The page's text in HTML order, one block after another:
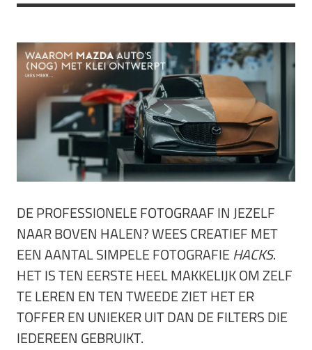
DE PROFESSIONELE FOTOGRAAF IN JEZELF
NAAR BOVEN HALEN? WEES CREATIEF MET
EEN AANTAL SIMPELE FOTOGRAFIEHACKS.
HET IS TEN EERSTE HEEL MAKKELIJK OM ZELF
TE LEREN EN TEN TWEEDE ZIET HET ER
TOFFER EN UNIEKER UIT DAN DE FILTERS DIE
IEDEREEN GEBRUIKT.